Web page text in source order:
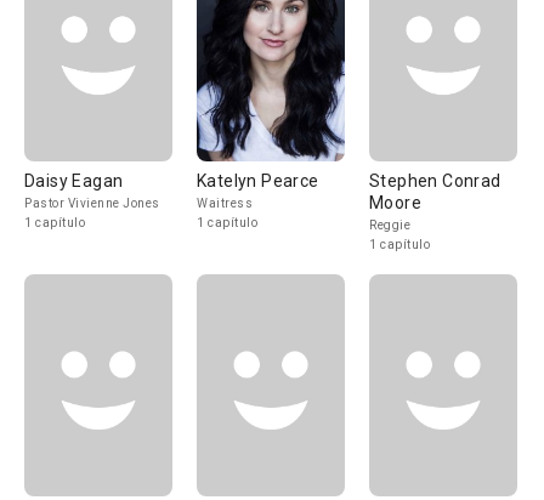
Daisy Eagan
Pastor Vivienne Jones
1 capítulo
Katelyn Pearce
Waitress
1 capítulo
Stephen Conrad
Moore
Reggie
1 capítulo